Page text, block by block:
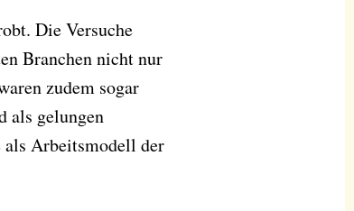
Die Versuche
Branchen nicht nur
zudem sogar
als gelungen
Arbeitsmodell der